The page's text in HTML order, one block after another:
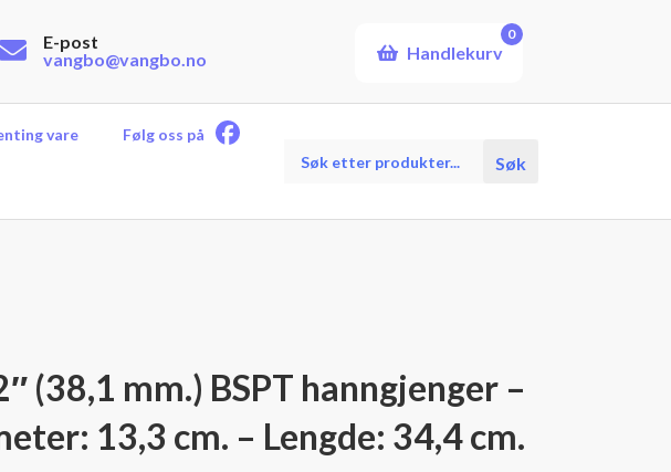
E-post
vangbo@vangbo.no
Handlekurv
0
vare Følg oss på
search
Søk
(38,1 mm.) BSPT hanngjenger –
13,3 cm. – Lengde: 34,4 cm.